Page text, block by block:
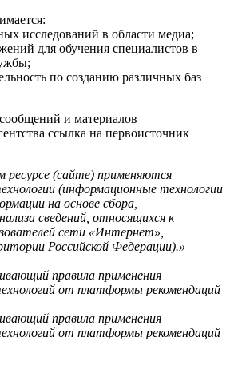
исследований в области медиа;
для обучения специалистов в
по созданию различных баз
и материалов
ссылка на первоисточник
ресурсе (сайте) применяются
(информационные технологии
на основе сбора,
сведений, относящихся к
сети «Интернет»,
Российской Федерации).»
правила применения
от платформы рекомендаций
правила применения
от платформы рекомендаций